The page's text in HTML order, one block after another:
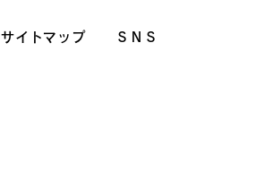
サイトマップ ＳＮＳ